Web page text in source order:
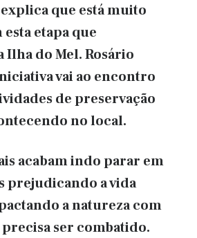
explica que está muito
etapa que
Ilha do Mel. Rosário
vai ao encontro
de preservação
no local.
acabam indo parar em
prejudicando a vida
a natureza com
ser combatido.